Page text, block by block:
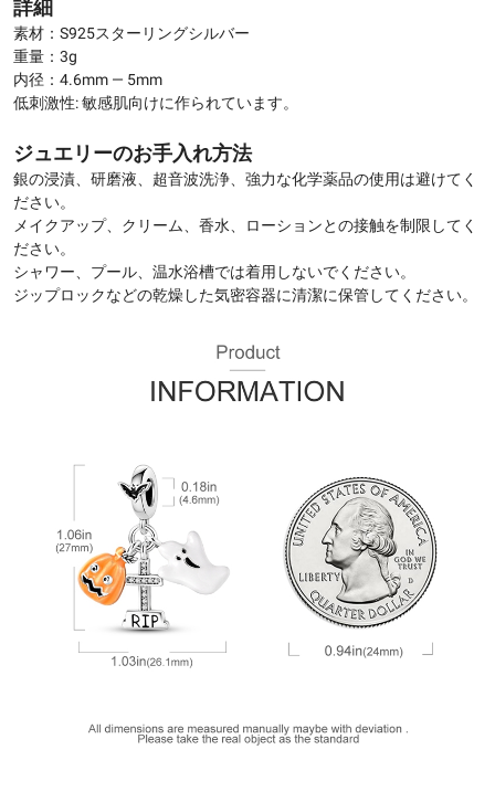
詳細
素材：S925スターリングシルバー
重量：3g
内径：4.6mm — 5mm
低刺激性: 敏感肌向けに作られています。
ジュエリーのお手入れ方法
銀の浸漬、研磨液、超音波洗浄、強力な化学薬品の使用は避けてく
ださい。
メイクアップ、クリーム、香水、ローションとの接触を制限してく
ださい。
シャワー、プール、温水浴槽では着用しないでください。
ジップロックなどの乾燥した気密容器に清潔に保管してください。